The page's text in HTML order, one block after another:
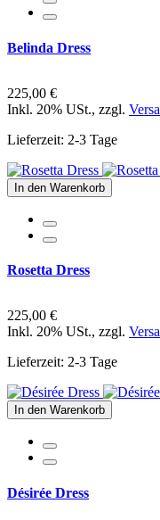
Belinda Dress
225,00 €
Inkl. 20% USt., zzgl.
Lieferzeit: 2-3 Tage
In den Warenkorb
Rosetta Dress
225,00 €
Inkl. 20% USt., zzgl.
Lieferzeit: 2-3 Tage
In den Warenkorb
Désirée Dress